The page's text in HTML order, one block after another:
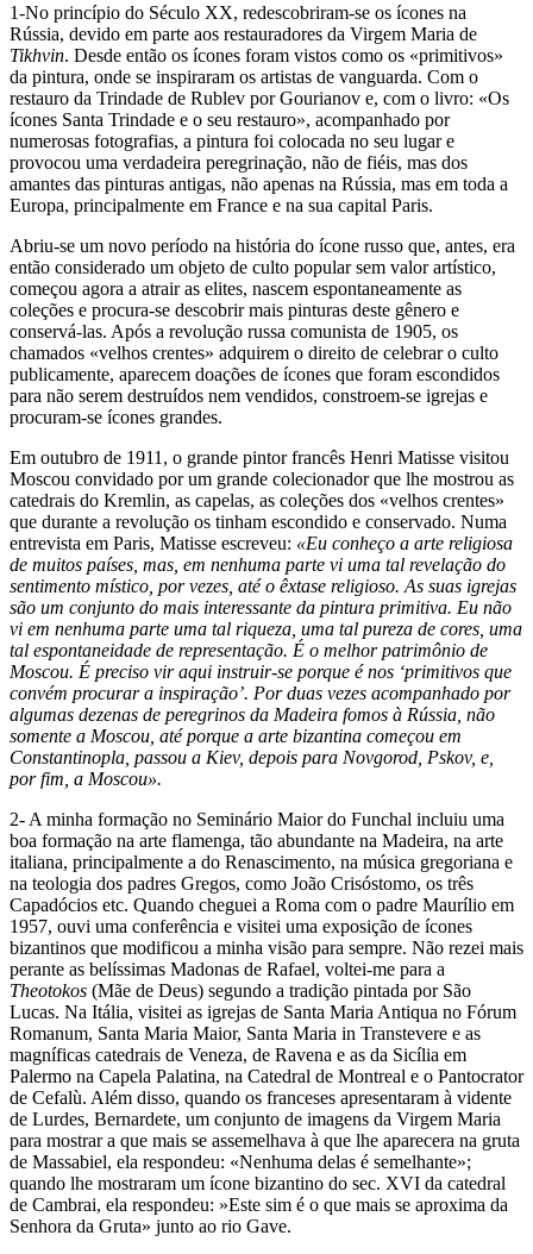
1-No princípio do Século XX, redescobriram-se os ícones na
Rússia, devido em parte aos restauradores da Virgem Maria de
Tikhvin. Desde então os ícones foram vistos como os «primitivos»
da pintura, onde se inspiraram os artistas de vanguarda. Com o
restauro da Trindade de Rublev por Gourianov e, com o livro: «Os
ícones Santa Trindade e o seu restauro», acompanhado por
numerosas fotografias, a pintura foi colocada no seu lugar e
provocou uma verdadeira peregrinação, não de fiéis, mas dos
amantes das pinturas antigas, não apenas na Rússia, mas em toda a
Europa, principalmente em France e na sua capital Paris.
Abriu-se um novo período na história do ícone russo que, antes, era
então considerado um objeto de culto popular sem valor artístico,
começou agora a atrair as elites, nascem espontaneamente as
coleções e procura-se descobrir mais pinturas deste gênero e
conservá-las. Após a revolução russa comunista de 1905, os
chamados «velhos crentes» adquirem o direito de celebrar o culto
publicamente, aparecem doações de ícones que foram escondidos
para não serem destruídos nem vendidos, constroem-se igrejas e
procuram-se ícones grandes.
Em outubro de 1911, o grande pintor francês Henri Matisse visitou
Moscou convidado por um grande colecionador que lhe mostrou as
catedrais do Kremlin, as capelas, as coleções dos «velhos crentes»
que durante a revolução os tinham escondido e conservado. Numa
entrevista em Paris, Matisse escreveu: «Eu conheço a arte religiosa
de muitos países, mas, em nenhuma parte vi uma tal revelação do
sentimento místico, por vezes, até o êxtase religioso. As suas igrejas
são um conjunto do mais interessante da pintura primitiva. Eu não
vi em nenhuma parte uma tal riqueza, uma tal pureza de cores, uma
tal espontaneidade de representação. É o melhor patrimônio de
Moscou. É preciso vir aqui instruir-se porque é nos ‘primitivos que
convém procurar a inspiração’. Por duas vezes acompanhado por
algumas dezenas de peregrinos da Madeira fomos à Rússia, não
somente a Moscou, até porque a arte bizantina começou em
Constantinopla, passou a Kiev, depois para Novgorod, Pskov, e,
por fim, a Moscou».
2- A minha formação no Seminário Maior do Funchal incluiu uma
boa formação na arte flamenga, tão abundante na Madeira, na arte
italiana, principalmente a do Renascimento, na música gregoriana e
na teologia dos padres Gregos, como João Crisóstomo, os três
Capadócios etc. Quando cheguei a Roma com o padre Maurílio em
1957, ouvi uma conferência e visitei uma exposição de ícones
bizantinos que modificou a minha visão para sempre. Não rezei mais
perante as belíssimas Madonas de Rafael, voltei-me para a
Theotokos (Mãe de Deus) segundo a tradição pintada por São
Lucas. Na Itália, visitei as igrejas de Santa Maria Antiqua no Fórum
Romanum, Santa Maria Maior, Santa Maria in Transtevere e as
magníficas catedrais de Veneza, de Ravena e as da Sicília em
Palermo na Capela Palatina, na Catedral de Montreal e o Pantocrator
de Cefalù. Além disso, quando os franceses apresentaram à vidente
de Lurdes, Bernardete, um conjunto de imagens da Virgem Maria
para mostrar a que mais se assemelhava à que lhe aparecera na gruta
de Massabiel, ela respondeu: «Nenhuma delas é semelhante»;
quando lhe mostraram um ícone bizantino do sec. XVI da catedral
de Cambrai, ela respondeu: »Este sim é o que mais se aproxima da
Senhora da Gruta» junto ao rio Gave.